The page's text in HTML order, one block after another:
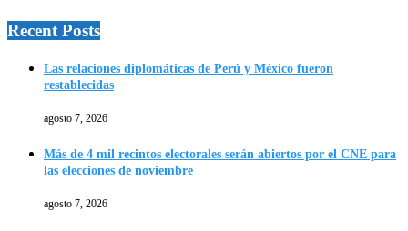
Recent Posts
Las relaciones diplomáticas de Perú y México fueron
restablecidas
agosto 7, 2026
Más de 4 mil recintos electorales serán abiertos por el CNE para
las elecciones de noviembre
agosto 7, 2026